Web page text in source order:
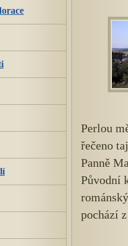
Perlou
řečeno
Panně
Původní
pochází